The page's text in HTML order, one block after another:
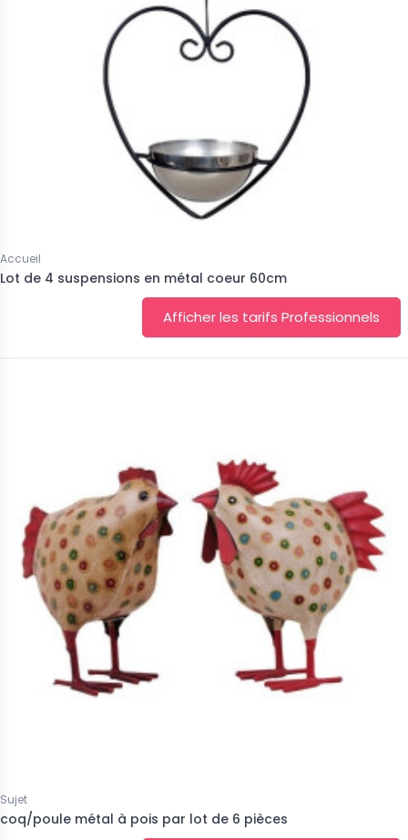
Accueil
Lot de 4 suspensions en métal coeur 60cm
Afficher les tarifs Professionnels
Sujet
coq/poule métal à pois par lot de 6 pièces